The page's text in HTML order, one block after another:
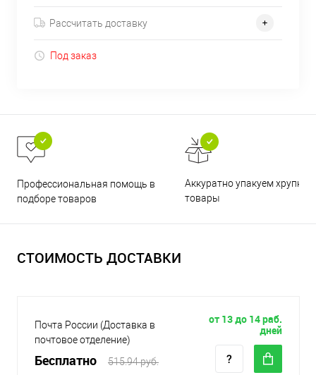
Рассчитать доставку
Под заказ
Профессиональная помощь в
подборе товаров
Аккуратно упакуем хрупкие
товары
СТОИМОСТЬ ДОСТАВКИ
Почта России (Доставка в
почтовое отделение)
Бесплатно 515.94 руб.
от 13 до 14 раб.
дней